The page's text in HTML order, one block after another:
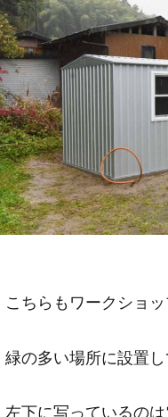
こちらもワークショ
緑の多い場所に設置し
左下に写っているの